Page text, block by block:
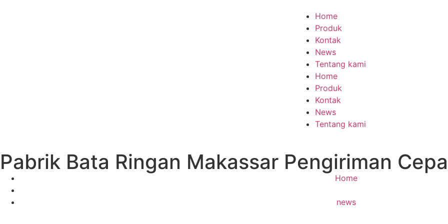
Home
Produk
Kontak
News
Tentang kami
Home
Produk
Kontak
News
Tentang kami
Pabrik Bata Ringan Makassar Pengiriman
Home
news